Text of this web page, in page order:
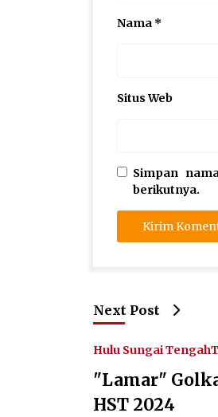
Nama *
Situs Web
Simpan
berikutnya.
Next Post
Hulu Sungai Tengah
"Lamar"
HST 2024